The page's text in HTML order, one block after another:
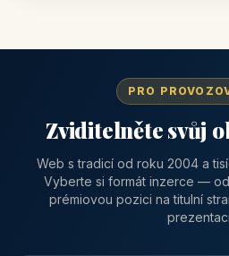
PRO
Zviditelněte svůj
Web s tradicí od roku 2004 a
Vyberte si formát inzerce —
prémiovou pozici na titulní